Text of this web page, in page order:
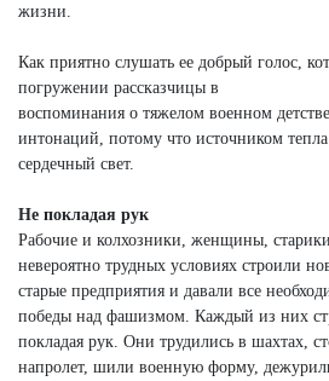
жизни.
Как приятно слушать ее добрый голос,
погружении рассказчицы в
воспоминания о тяжелом военном
интонаций, потому что источником тепла
сердечный свет.
Не покладая рук
Рабочие и колхозники, женщины,
невероятно трудных условиях строили
старые предприятия и давали все
победы над фашизмом. Каждый из них
покладая рук. Они трудились в шахтах,
напролет, шили военную форму,